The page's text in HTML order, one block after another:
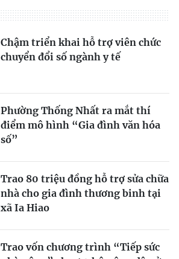
Chậm triển khai hỗ trợ viên chức
chuyển đổi số ngành y tế
Phường Thống Nhất ra mắt thí
điểm mô hình “Gia đình văn hóa
số”
Trao 80 triệu đồng hỗ trợ sửa chữa
nhà cho gia đình thương binh tại
xã Ia Hiao
Trao vốn chương trình “Tiếp sức